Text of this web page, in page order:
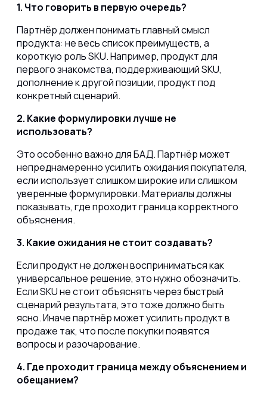
1. Что говорить в первую очередь?
Партнёр должен понимать главный смысл
продукта: не весь список преимуществ, а
короткую роль SKU. Например, продукт для
первого знакомства, поддерживающий SKU,
дополнение к другой позиции, продукт под
конкретный сценарий.
2. Какие формулировки лучше не
использовать?
Это особенно важно для БАД. Партнёр может
непреднамеренно усилить ожидания покупателя,
если использует слишком широкие или слишком
уверенные формулировки. Материалы должны
показывать, где проходит граница корректного
объяснения.
3. Какие ожидания не стоит создавать?
Если продукт не должен восприниматься как
универсальное решение, это нужно обозначить.
Если SKU не стоит объяснять через быстрый
сценарий результата, это тоже должно быть
ясно. Иначе партнёр может усилить продукт в
продаже так, что после покупки появятся
вопросы и разочарование.
4. Где проходит граница между объяснением и
обещанием?